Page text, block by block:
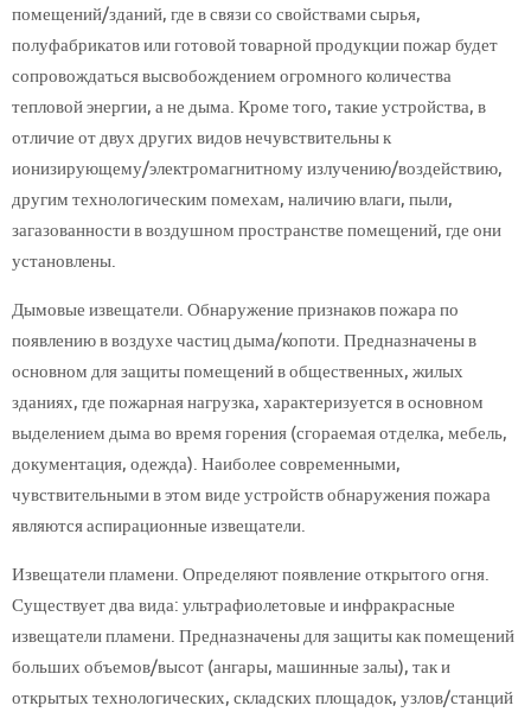
помещений/зданий, где в связи со свойствами сырья,
полуфабрикатов или готовой товарной продукции пожар будет
сопровождаться высвобождением огромного количества
тепловой энергии, а не дыма. Кроме того, такие устройства, в
отличие от двух других видов нечувствительны к
ионизирующему/электромагнитному излучению/воздействию,
другим технологическим помехам, наличию влаги, пыли,
загазованности в воздушном пространстве помещений, где они
установлены.
Дымовые извещатели. Обнаружение признаков пожара по
появлению в воздухе частиц дыма/копоти. Предназначены в
основном для защиты помещений в общественных, жилых
зданиях, где пожарная нагрузка, характеризуется в основном
выделением дыма во время горения (сгораемая отделка, мебель,
документация, одежда). Наиболее современными,
чувствительными в этом виде устройств обнаружения пожара
являются аспирационные извещатели.
Извещатели пламени. Определяют появление открытого огня.
Существует два вида: ультрафиолетовые и инфракрасные
извещатели пламени. Предназначены для защиты как помещений
больших объемов/высот (ангары, машинные залы), так и
открытых технологических, складских площадок, узлов/станций